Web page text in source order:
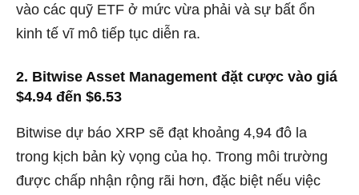
vào các quỹ ETF ở mức vừa phải và sự bất ổn
kinh tế vĩ mô tiếp tục diễn ra.
2. Bitwise Asset Management đặt cược vào giá
$4.94 đến $6.53
Bitwise dự báo XRP sẽ đạt khoảng 4,94 đô la
trong kịch bản kỳ vọng của họ. Trong môi trường
được chấp nhận rộng rãi hơn, đặc biệt nếu việc